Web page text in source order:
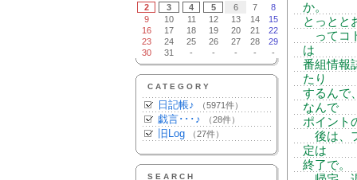
2
3 4 5 6 7
8
9
10 11 12 13 14
15
16
17 18 19 20 21
22
23
24 25 26 27 28
29
30
31 - - - - -
CATEGORY
日記帳♪ （5971件）
戯言･･･♪ （28件）
旧Log （27件）
SEARCH
か。
とっとと
ってコ
は
番組情報
たり
するんで
なんで
ポイント
後は、
定は
終了で。